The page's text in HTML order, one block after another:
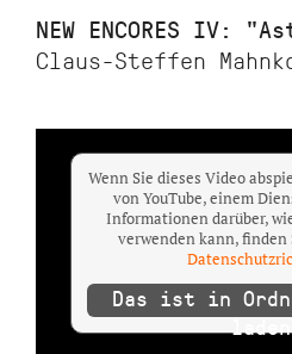
NEW ENCORES IV:
Claus-Steffen
Wenn Sie dieses Video
von YouTube, einem
Informationen darüber,
verwenden kann, finden
Das ist in